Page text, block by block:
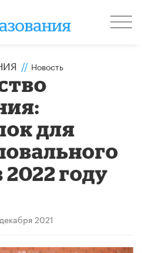
// Новость
для
2022 году
2021